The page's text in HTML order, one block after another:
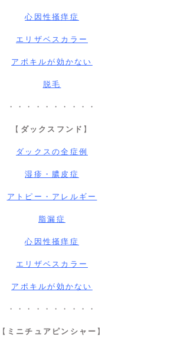
心因性掻痒症
エリザベスカラー
アポキルが効かない
脱毛
・・・・・・・・・・
【 ダックスフンド 】
ダックスの全症例
湿疹・膿皮症
アトピー・アレルギー
脂漏症
心因性掻痒症
エリザベスカラー
アポキルが効かない
・・・・・・・・・・
【 ミニチュアピンシャー 】